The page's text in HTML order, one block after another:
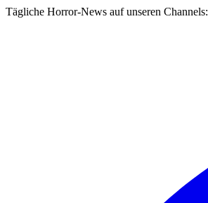
Tägliche Horror-News auf unseren Channels: